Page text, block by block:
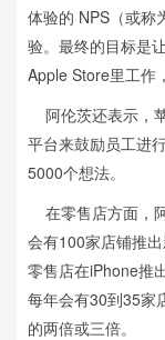
体验的 NPS（或称
验。最终的目标是
Apple Store里工作
阿伦茨还表示，
平台来鼓励员工进
5000个想法。
在零售店方面，
会有100家店铺推
零售店在iPhone推
每年会有30到35家
的两倍或三倍。